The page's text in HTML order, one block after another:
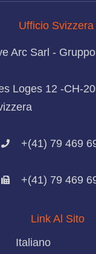
Ufficio Svizzera
Arc Sarl -
Loges 12 -CH-
+(41) 79 469
+(41) 79 469
Link Al Sito
Italiano